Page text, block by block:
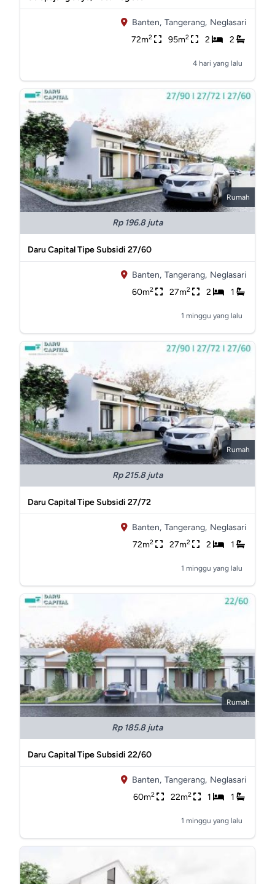
Banten, Tangerang, Neglasari
72m2 95m2 2 2
4 hari yang lalu
Rumah
Rp 196.8 juta
Daru Capital Tipe Subsidi 27/60
Banten, Tangerang, Neglasari
60m2 27m2 2 1
1 minggu yang lalu
Rumah
Rp 215.8 juta
Daru Capital Tipe Subsidi 27/72
Banten, Tangerang, Neglasari
72m2 27m2 2 1
1 minggu yang lalu
Rumah
Rp 185.8 juta
Daru Capital Tipe Subsidi 22/60
Banten, Tangerang, Neglasari
60m2 22m2 1 1
1 minggu yang lalu